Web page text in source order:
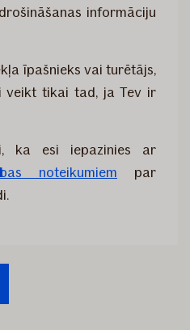
informāciju
īpašnieks vai turētājs,
veikt tikai tad, ja Tev ir
ka esi iepazinies ar
noteikumiem par